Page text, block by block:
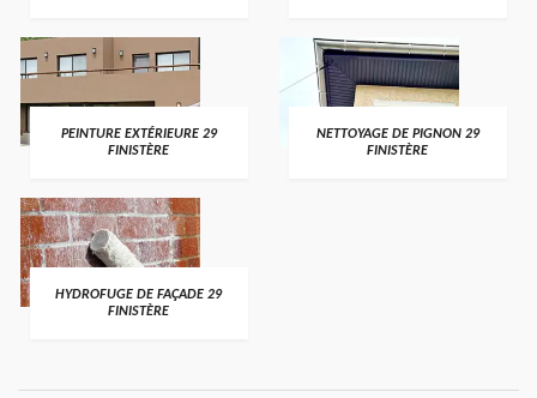
PEINTURE EXTÉRIEURE 29
FINISTÈRE
NETTOYAGE DE PIGNON 29
FINISTÈRE
HYDROFUGE DE FAÇADE 29
FINISTÈRE